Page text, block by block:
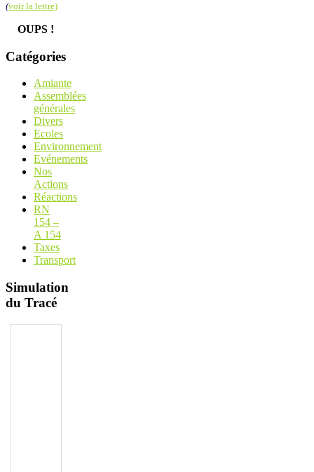
(voir la lettre)
OUPS !
Catégories
Amiante
Assemblées
générales
Divers
Ecoles
Environnement
Evénements
Nos
Actions
Réactions
RN
154 –
A 154
Taxes
Transport
Simulation
du Tracé